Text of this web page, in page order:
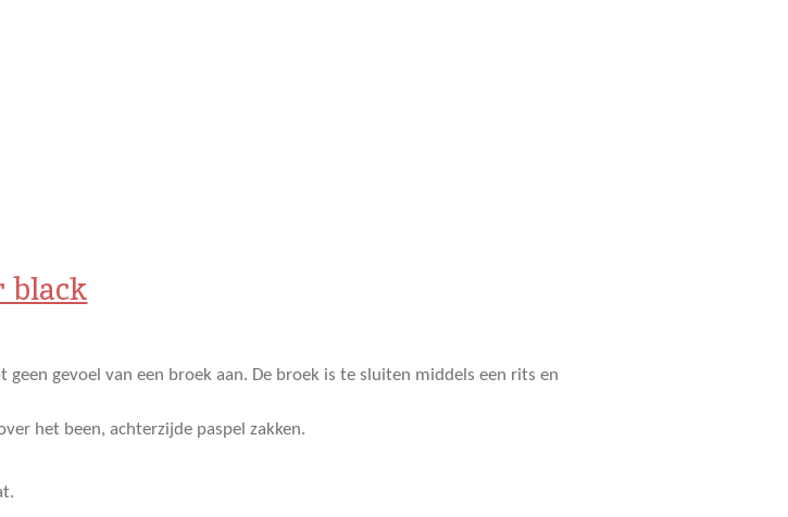
black
geen gevoel van een broek aan. De broek is te sluiten middels een rits en
het been, achterzijde paspel zakken.